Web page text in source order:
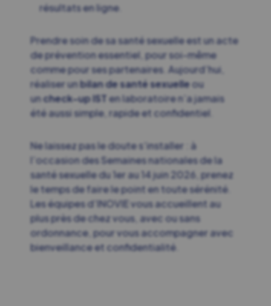
résultats en ligne.
Prendre soin de sa santé sexuelle est un acte
de prévention essentiel, pour soi-même
comme pour ses partenaires. Aujourd’hui,
réaliser unbilan de santé sexuelleou
uncheck-up IST en laboratoire n’a jamais
été aussi simple, rapide et confidentiel.
Ne laissez pas le doute s’installer : à
l’occasion des Semaines nationales de la
santé sexuelle du 1er au 14 juin 2026, prenez
le temps de faire le point en toute sérénité.
Les équipes d’INOVIE vous accueillent au
plus près de chez vous, avec ou sans
ordonnance, pour vous accompagner avec
bienveillance et confidentialité.